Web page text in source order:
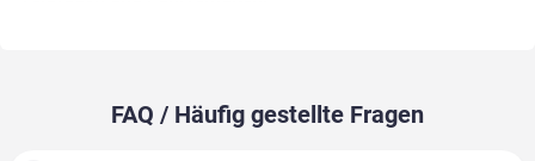
FAQ / Häufig gestellte Fragen